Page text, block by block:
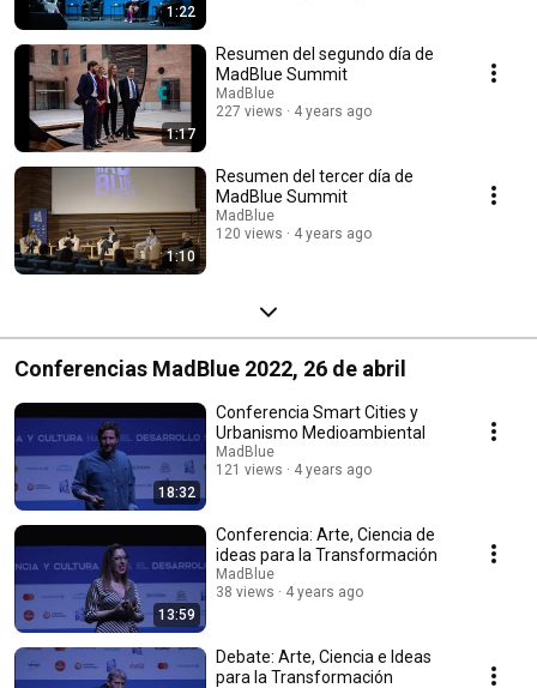
1:22
1:17
Resumen del segundo día de
MadBlue Summit
MadBlue
227 views
4 years ago
1:10
Resumen del tercer día de
MadBlue Summit
MadBlue
120 views
4 years ago
Conferencias MadBlue 2022, 26 de abril
18:32
Conferencia Smart Cities y
Urbanismo Medioambiental
MadBlue
121 views
4 years ago
13:59
Conferencia: Arte, Ciencia de
ideas para la Transformación
MadBlue
38 views
4 years ago
Debate: Arte, Ciencia e Ideas
para la Transformación